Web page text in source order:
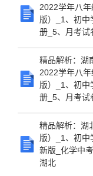
2022学年八
版）_1、初
册_5、月考试
精品解析：湖
2022学年八
版）_1、初
册_5、月考试
精品解析：湖
版）_1、初
新版_化学中
湖北